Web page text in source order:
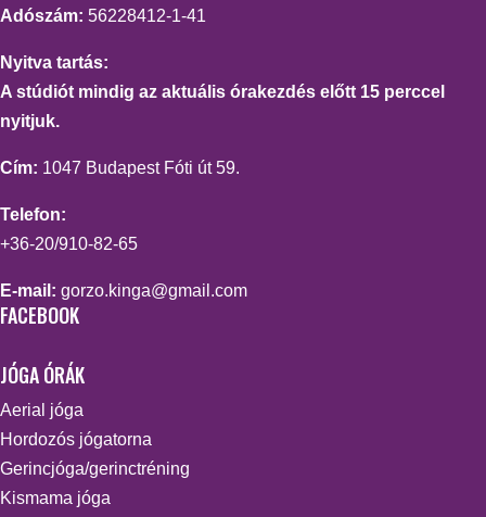
Adószám: 56228412-1-41
Nyitva tartás:
A stúdiót mindig az aktuális órakezdés előtt 15 perccel
nyitjuk.
Cím: 1047 Budapest Fóti út 59.
Telefon:
+36-20/910-82-65
E-mail: gorzo.kinga@gmail.com
FACEBOOK
JÓGA ÓRÁK
Aerial jóga
Hordozós jógatorna
Gerincjóga/gerinctréning
Kismama jóga